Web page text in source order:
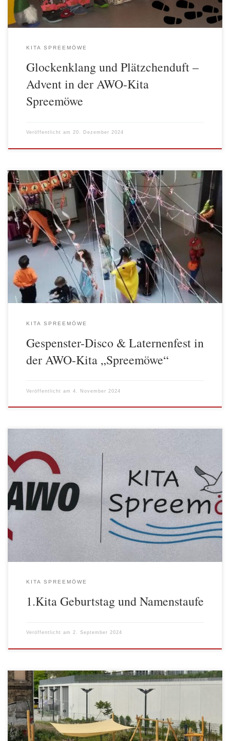
KITA SPREEMÖWE
Glockenklang und Plätzchenduft –
Advent in der AWO-Kita
Spreemöwe
Veröffentlicht am 20. Dezember 2024
Zum Monatswechsel wurde in der AWO-Kita „Spreemöwe“ gleich
zweimal gefeiert. An Halloween gab es eine Gespenster-Disco für
alle Kita-Kinder. Im geschmückten Foyer haben die kleinen
Hexen, Fledermäuse und Monster ausgiebig getanzt. Außerdem
gab es Spiele und einen Streifzug durchs Wohngebiet, auf dem
Süßigkeiten gesammelt und Streiche gespielt wurden. Für das […]
KITA SPREEMÖWE
Gespenster-Disco & Laternenfest in
der AWO-Kita „Spreemöwe“
Veröffentlicht am 4. November 2024
Es ist erstaunlich, wie schnell doch ein Jahr vergehen kann.
Scheinbar erst gestern war die Eröffnung der AWO Kita Alt-
Stralau und nun hatte das Kita Team Alt-Stralau schon zur Feier
des 1. Geburtstags und zur Namenstaufe am 31. August
eingeladen. Und viele Kinder und ihre Familien, Kolleg*innen und
AWO Freund*innen […]
KITA SPREEMÖWE
1.Kita Geburtstag und Namenstaufe
Veröffentlicht am 2. September 2024
Bereits auf der Eröffnungsfeier unserer neuen Kita am 31. August
2023 hat Leonardo, eines unserer ersten Kinder, gefragt: „And
where is the slide?“ (Und wo ist die Rutsche?). Rechtzeitig vor